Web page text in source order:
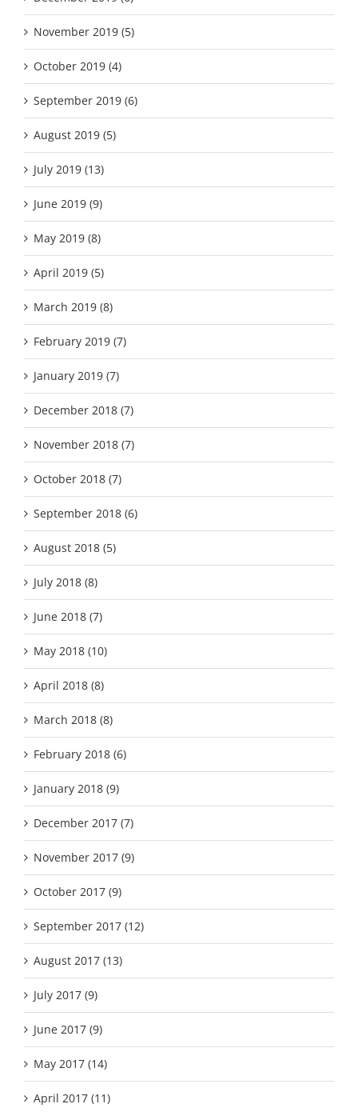
November 2019 (5)
October 2019 (4)
September 2019 (6)
August 2019 (5)
July 2019 (13)
June 2019 (9)
May 2019 (8)
April 2019 (5)
March 2019 (8)
February 2019 (7)
January 2019 (7)
December 2018 (7)
November 2018 (7)
October 2018 (7)
September 2018 (6)
August 2018 (5)
July 2018 (8)
June 2018 (7)
May 2018 (10)
April 2018 (8)
March 2018 (8)
February 2018 (6)
January 2018 (9)
December 2017 (7)
November 2017 (9)
October 2017 (9)
September 2017 (12)
August 2017 (13)
July 2017 (9)
June 2017 (9)
May 2017 (14)
April 2017 (11)